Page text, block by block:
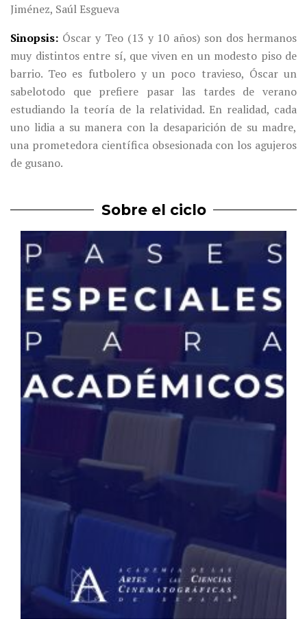
Jiménez, Saúl Esgueva
Sinopsis Óscar y Teo (13 y 10 años) son dos hermanos
muy distintos entre sí, que viven en un modesto piso de
barrio. Teo es futbolero y un poco travieso, Óscar un
sabelotodo que prefiere pasar las tardes de verano
estudiando la teoría de la relatividad. En realidad, cada
uno lidia a su manera con la desaparición de su madre,
una prometedora científica obsesionada con los agujeros
de gusano.
Sobre el ciclo